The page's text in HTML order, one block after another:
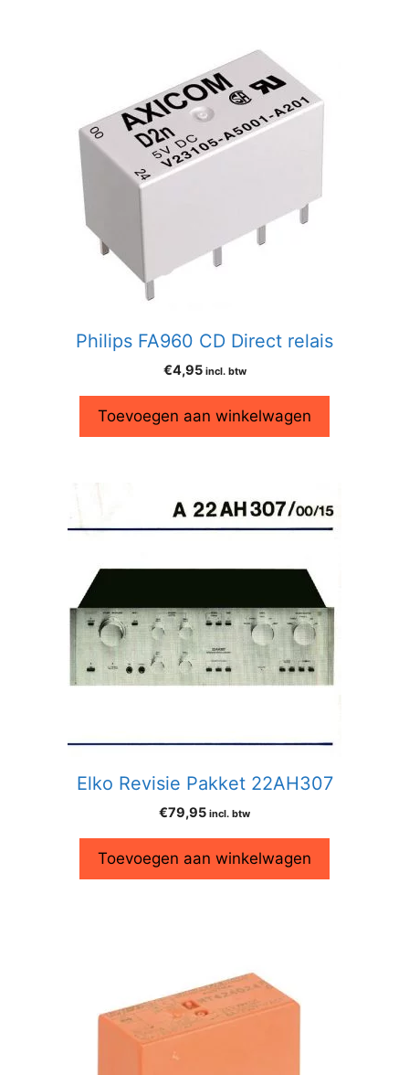
Philips FA960 CD Direct relais
€4,95 incl. btw
Toevoegen aan winkelwagen
Elko Revisie Pakket 22AH307
€79,95 incl. btw
Toevoegen aan winkelwagen